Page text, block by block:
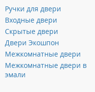
Ручки для двери
Входные двери
Скрытые двери
Двери Экошпон
Межкомнатные двери
Межкомнатные двери в
эмали